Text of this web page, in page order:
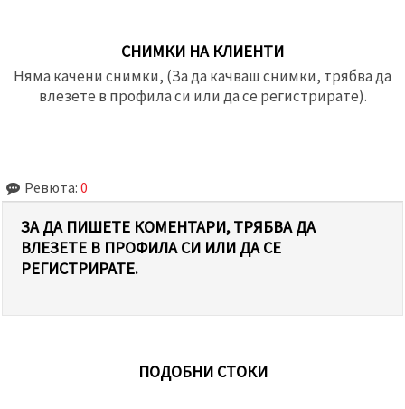
СНИМКИ НА КЛИЕНТИ
Няма качени снимки, (За да качваш снимки, трябва да
влезете в профила си или да се регистрирате).
Ревюта: 0
ЗА ДА ПИШЕТЕ КОМЕНТАРИ, ТРЯБВА ДА
ВЛЕЗЕТЕ В ПРОФИЛА СИ ИЛИ ДА СЕ
РЕГИСТРИРАТЕ.
ПОДОБНИ СТОКИ